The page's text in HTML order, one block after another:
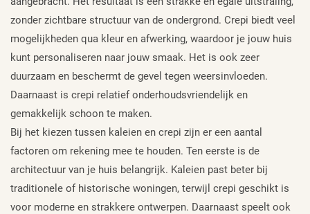
zonder zichtbare structuur van de ondergrond. Crepi biedt veel
mogelijkheden qua kleur en afwerking, waardoor je jouw huis
kunt personaliseren naar jouw smaak. Het is ook zeer
duurzaam en beschermt de gevel tegen weersinvloeden.
Daarnaast is crepi relatief onderhoudsvriendelijk en
gemakkelijk schoon te maken.
Bij het kiezen tussen kaleien en crepi zijn er een aantal
factoren om rekening mee te houden. Ten eerste is de
architectuur van je huis belangrijk. Kaleien past beter bij
traditionele of historische woningen, terwijl crepi geschikt is
voor moderne en strakkere ontwerpen. Daarnaast speelt ook